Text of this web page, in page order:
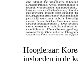
Hoogleraar:
invloeden in de